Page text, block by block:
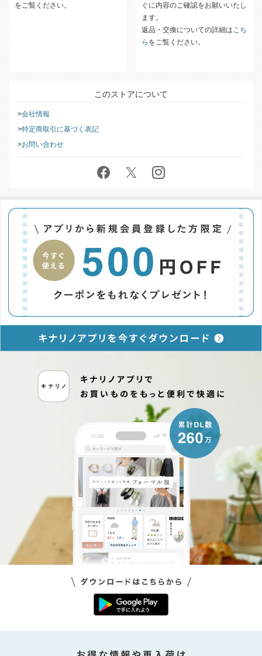
をご覧ください。
ぐに内容のご確認をお願いいたし
ます。
返品・交換についての詳細は こち
ら をご覧ください。
このストアについて
会社情報
特定商取引に基づく表記
お問い合わせ